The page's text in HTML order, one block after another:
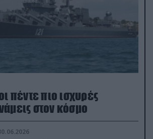
πέντε πιο ισχυρές
στον κόσμο